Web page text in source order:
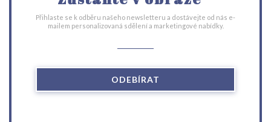
Přihlaste se k odběru našeho newsletteru a dostávejte od nás e-
mailem personalizovaná sdělení a marketingové nabídky.
ODEBÍRAT